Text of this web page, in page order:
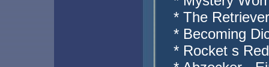
* The
* Becoming
* Rocket s